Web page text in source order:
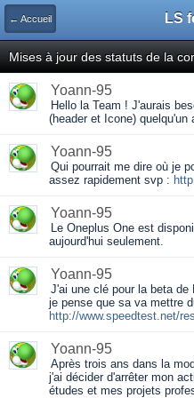
← Accueil LS
Mises à jour des statuts de la
Yoann-95
Hello la Team ! J'aurais
(header et Icone)
Yoann-95
Qui pourrait me dire où je
assez rapidement svp :
Yoann-95
Le Oneplus One est
aujourd'hui seulement.
Yoann-95
J'ai une clé pour la beta
je pense que sa va mettre
http://www.speedtest.net/
Yoann-95
Après trois ans dans la
j'ai décider d'arrêter mon
études et mes projets